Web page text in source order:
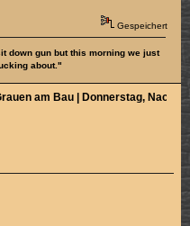
Gespeichert
down gun but this morning we just
about."
am Bau | Donnerstag,